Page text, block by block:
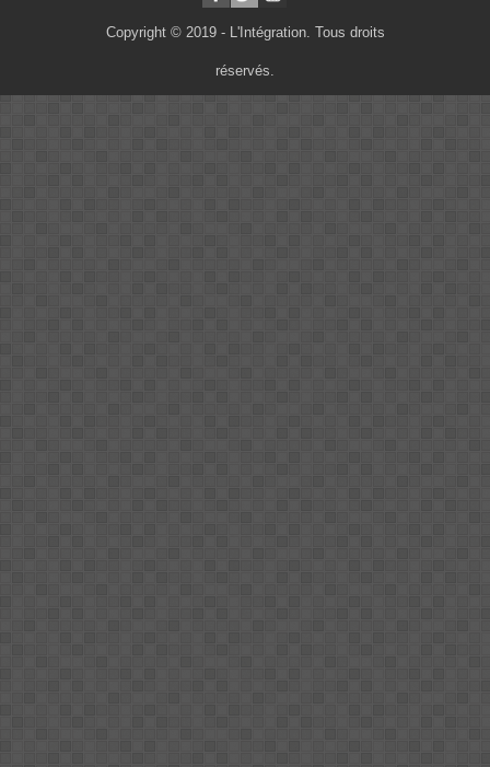
Copyright © 2019 - L'Intégration. Tous droits
réservés.